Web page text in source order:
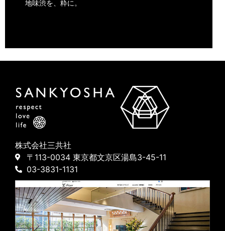
地味渋を、粋に。
株式会社三共社
〒113-0034 東京都文京区湯島3-45-11
03-3831-1131